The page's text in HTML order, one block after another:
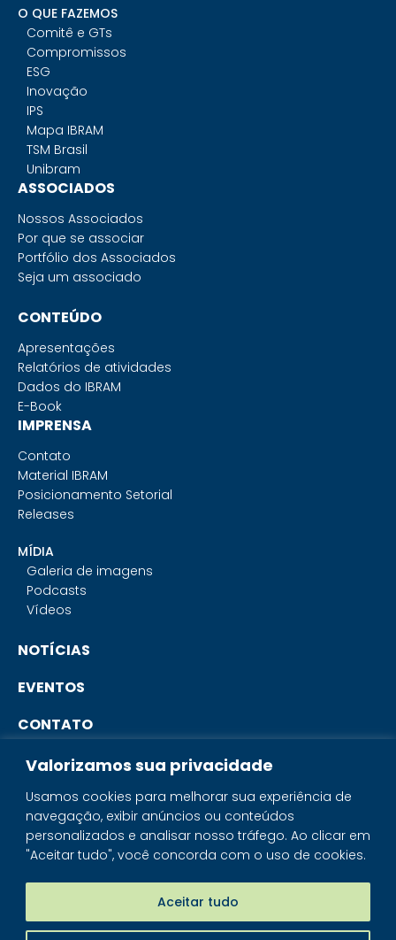
Valorizamos sua privacidade
Usamos cookies para melhorar sua experiência de
navegação, exibir anúncios ou conteúdos
personalizados e analisar nosso tráfego. Ao clicar em
"Aceitar tudo", você concorda com o uso de cookies.
Aceitar tudo
O QUE FAZEMOS
Comitê e GTs
Compromissos
ESG
Inovação
IPS
Mapa IBRAM
TSM Brasil
Unibram
ASSOCIADOS
Nossos Associados
Por que se associar
Portfólio dos Associados
Seja um associado
CONTEÚDO
Apresentações
Relatórios de atividades
Dados do IBRAM
E-Book
IMPRENSA
Contato
Material IBRAM
Posicionamento Setorial
Releases
MÍDIA
Galeria de imagens
Podcasts
Vídeos
NOTÍCIAS
EVENTOS
CONTATO
PORTAL DO ASSOCIADO
SISTEMA IBRAM
PORTAL DOS MINERAIS
LOJA MINERAIS DO BRASIL